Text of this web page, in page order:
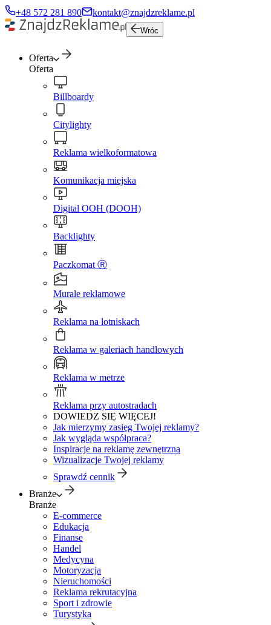
+48 572 281 890 kontakt@znajdzreklame.pl
Wróc
Oferta
Oferta
Billboardy
Citylighty
Reklama wielkoformatowa
Komunikacja miejska
Digital OOH (DOOH)
Backlighty
Paczkomat Ⓡ
Murale reklamowe
Reklama na lotniskach
Reklama w galeriach handlowych
Reklama w metrze
Reklama przy autostradach
DOWIEDZ SIĘ WIĘCEJ!
Jak mierzymy zasięg Twojej reklamy?
Jak wygląda współpraca?
Inspiracje na reklamę zewnętrzną
Wizualizacje Twojej reklamy
Sprawdź cennik
Branże
Branże
E-commerce
Edukacja
Finanse
Handel
Medycyna
Motoryzacja
Nieruchomości
Reklama rekrutacyjna
Sport i zdrowie
Turystyka